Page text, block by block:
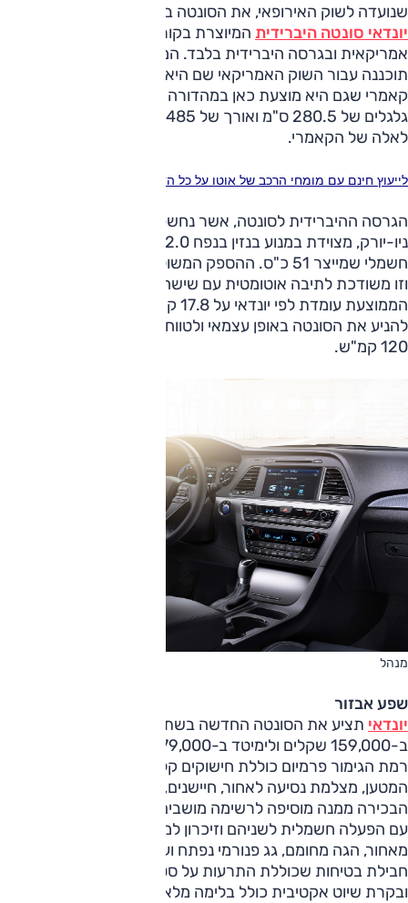
שנועדה לשוק האירופאי, את הסונטה בשוק המקומי ב-2012.
יונדאי סונטה היברידית המיוצרת בקוריאה מגיעה הפעם
אמריקאית ובגרסה היברידית בלבד. המשפחתית הגדולה הזו של
תוכננה עבור השוק האמריקאי שם היא מתחרה בין השאר
קאמרי שגם היא מוצעת כאן במהדורה היברידית בלבד. לסונטה
לאלה של הקאמרי.
לייעוץ חינם עם מומחי הרכב של אוטו על כל הדגמים חייג ל-3262* או לחץ כאן
הגרסה ההיברידית לסונטה, אשר נחשפה רק לפני חצי שנה
וזו משודכת לתיבה אוטומטית עם שישה הילוכים. צריכת הדלק
הממוצעת עומדת לפי יונדאי על 17.8 ק"מ לליטר. המנוע
להניע את הסונטה באופן עצמאי ולטווח מוגבל עד למהירות
120 קמ"ש.
מנהל
שפע אבזור
יונדאי תציע את הסונטה החדשה בשתי רמות גימור: פרמיום
ב-159,000 שקלים ולימיטד ב-179,000 שקלים.
רמת הגימור פרמיום כוללת חישוקים קלים, הפעלה חשמלית
המטען, מצלמת נסיעה לאחור, חיישנים, מערכת מולטימדיה ועוד.
הבכירה ממנה מוסיפה לרשימה מושבים עור קדמיים מאווררים
עם הפעלה חשמלית לשניהם וזיכרון למושב הנהג, מושבים
מאחור, הגה מחומם, גג פנורמי נפתח ועוד. בנוסף תוצע המכונית
חבילת בטיחות שכוללת התרעות על סטייה מנתיב ורכב בשטח
ובקרת שיוט אקטיבית כולל בלימה מלאה למניעת תאונה.